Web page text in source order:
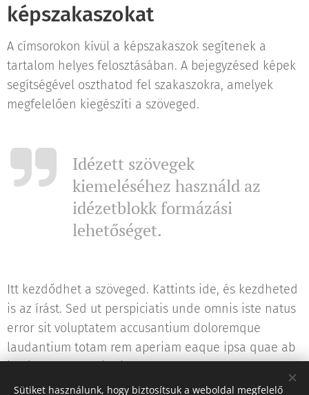
képszakaszokat
A címsorokon kívül a képszakaszok segítenek a
tartalom helyes felosztásában. A bejegyzésed képek
segítségével oszthatod fel szakaszokra, amelyek
megfelelően kiegészíti a szöveged.
Idézett szövegek
kiemeléséhez használd az
idézetblokk formázási
lehetőséget.
Itt kezdődhet a szöveged. Kattints ide, és kezdheted
is az írást. Sed ut perspiciatis unde omnis iste natus
error sit voluptatem accusantium doloremque
laudantium totam rem aperiam eaque ipsa quae ab
Sütiket használunk, hogy biztosítsuk a weboldal megfelelő